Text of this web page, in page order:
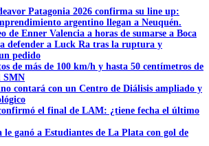
Patagonia 2026 confirma su line up:
argentino llegan a Neuquén.
de Enner Valencia a horas de sumarse a Boca
defender a Luck Ra tras la ruptura y
pedido
de más de 100 km/h y hasta 50 centímetros de
SMN
contará con un Centro de Diálisis ampliado y
el final de LAM: ¿tiene fecha el último
le ganó a Estudiantes de La Plata con gol de